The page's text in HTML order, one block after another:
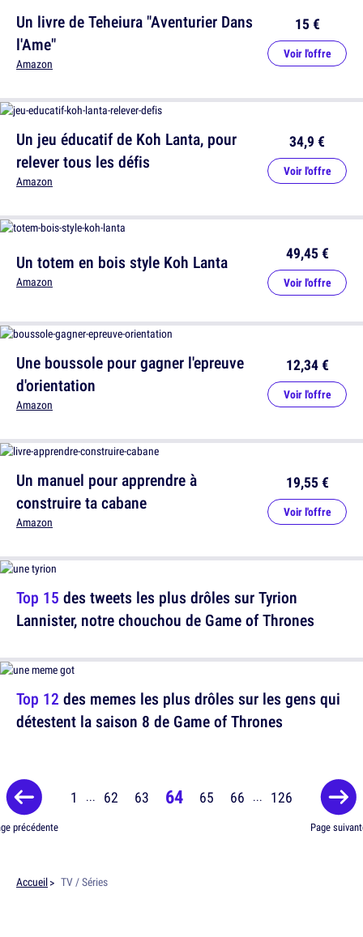
Un livre de Teheiura "Aventurier Dans
l'Ame"
Amazon
15 €
Voir l'offre
Un totem en bois style Koh Lanta
Amazon
49,45 €
Voir l'offre
Un manuel pour apprendre à
construire ta cabane
Amazon
19,55 €
Voir l'offre
Top 12 des memes les plus drôles sur les gens qui
détestent la saison 8 de Game of Thrones
Un jeu éducatif de Koh Lanta, pour
relever tous les défis
Amazon
34,9 €
Voir l'offre
Une boussole pour gagner l'epreuve
d'orientation
Amazon
12,34 €
Voir l'offre
Top 15 des tweets les plus drôles sur Tyrion
Lannister, notre chouchou de Game of Thrones
précédente
1 ... 62 63 64 65 66 ... 126
Page
Accueil TV / Séries